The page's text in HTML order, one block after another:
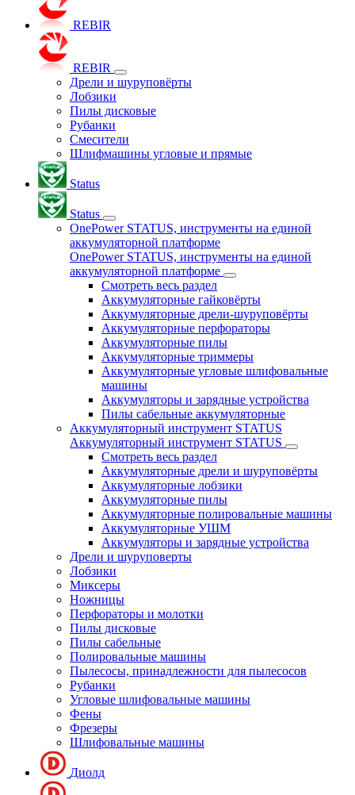
REBIR
REBIR
Дрели и шуруповёрты
Лобзики
Пилы дисковые
Рубанки
Смесители
Шлифмашины угловые и прямые
Status
Status
OnePower STATUS, инструменты на единой
аккумуляторной платформе
OnePower STATUS, инструменты на единой
аккумуляторной платформе
Смотреть весь раздел
Аккумуляторные гайковёрты
Аккумуляторные дрели-шуруповёрты
Аккумуляторные перфораторы
Аккумуляторные пилы
Аккумуляторные триммеры
Аккумуляторные угловые шлифовальные
машины
Аккумуляторы и зарядные устройства
Пилы сабельные аккумуляторные
Аккумуляторный инструмент STATUS
Аккумуляторный инструмент STATUS
Смотреть весь раздел
Аккумуляторные дрели и шуруповёрты
Аккумуляторные лобзики
Аккумуляторные пилы
Аккумуляторные полировальные машины
Аккумуляторные УШМ
Аккумуляторы и зарядные устройства
Дрели и шуруповерты
Лобзики
Миксеры
Ножницы
Перфораторы и молотки
Пилы дисковые
Пилы сабельные
Полировальные машины
Пылесосы, принадлежности для пылесосов
Рубанки
Угловые шлифовальные машины
Фены
Фрезеры
Шлифовальные машины
Диолд